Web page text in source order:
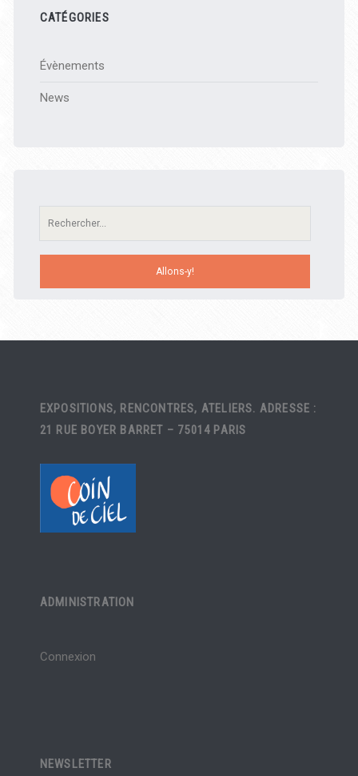
CATÉGORIES
Évènements
News
Recherche:
EXPOSITIONS, RENCONTRES, ATELIERS. ADRESSE :
21 RUE BOYER BARRET – 75014 PARIS
ADMINISTRATION
Connexion
NEWSLETTER